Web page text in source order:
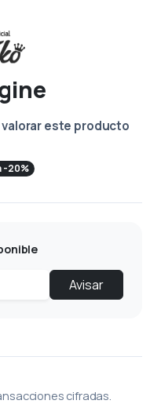
valorar este producto
-20%
Avisar
cifradas.